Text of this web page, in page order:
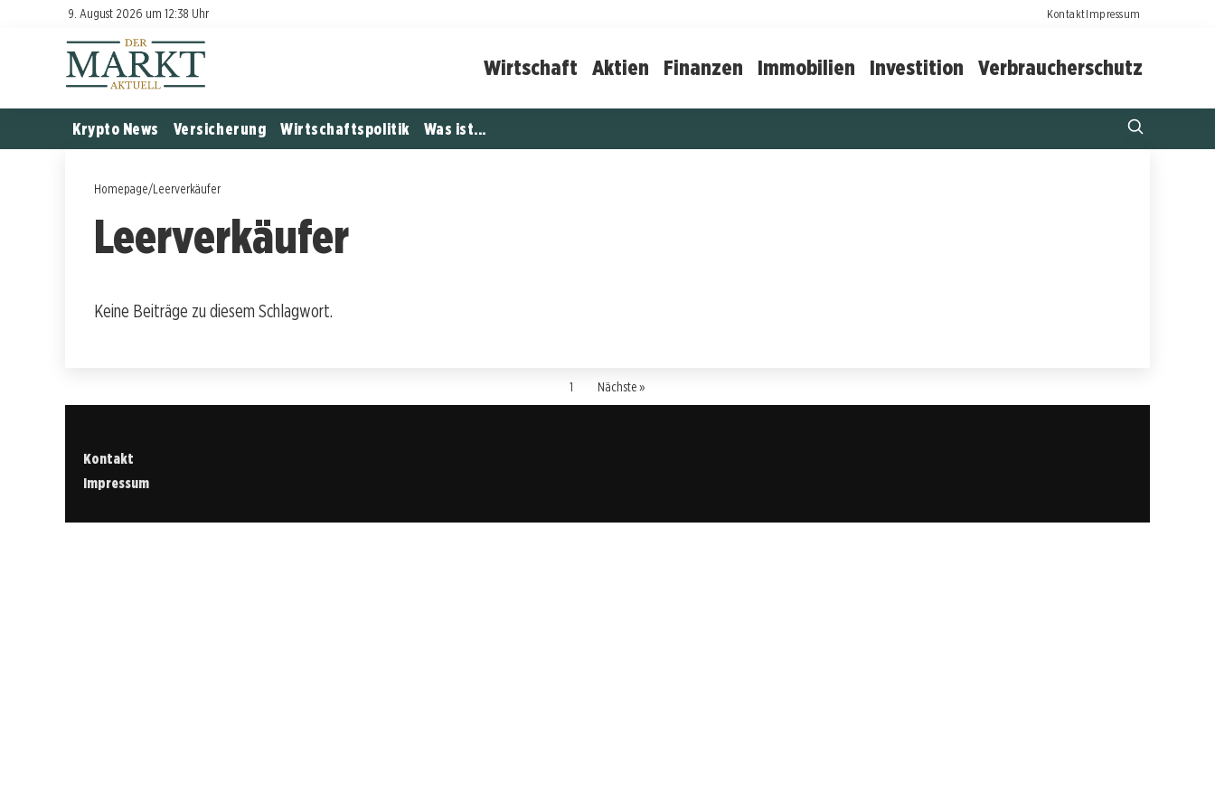
9. August 2026 um 12:38 Uhr KontaktImpressum
Wirtschaft Aktien Finanzen Immobilien Investition Verbraucherschutz
Krypto News Versicherung Wirtschaftspolitik Was ist...
Homepage/Leerverkäufer
Leerverkäufer
Keine Beiträge zu diesem Schlagwort.
1 Nächste »
Kontakt
Impressum